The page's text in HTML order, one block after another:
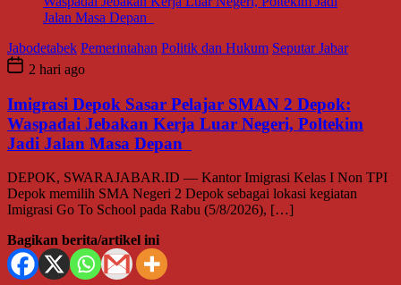
Jabodetabek Pemerintahan Politik dan Hukum Seputar Jabar
2 hari ago
Imigrasi Depok Sasar Pelajar SMAN 2 Depok:
Waspadai Jebakan Kerja Luar Negeri, Poltekim
Jadi Jalan Masa Depan
DEPOK, SWARAJABAR.ID — Kantor Imigrasi Kelas I Non TPI
Depok memilih SMA Negeri 2 Depok sebagai lokasi kegiatan
Imigrasi Go To School pada Rabu (5/8/2026), […]
Bagikan berita/artikel ini